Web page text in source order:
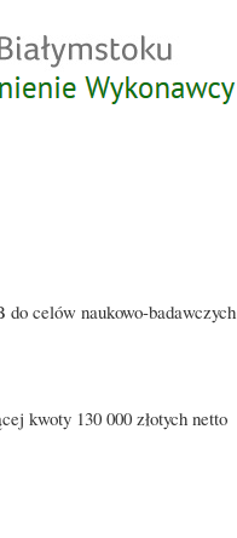
celów naukowo-badawczych
kwoty 130 000 złotych netto